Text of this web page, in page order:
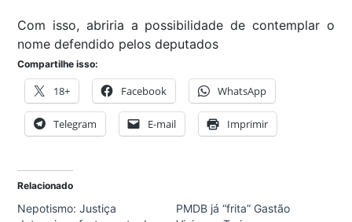
Com isso, abriria a possibilidade de contemplar o
nome defendido pelos deputados
Compartilhe isso:
18+ Facebook WhatsApp
Telegram E-mail Imprimir
Relacionado
Nepotismo: Justiça
PMDB já “frita” Gastão